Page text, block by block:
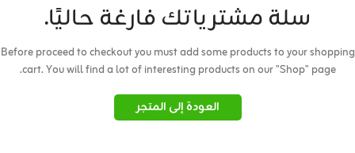
سلة مشترياتك فارغة حاليًا.
Before proceed to checkout you must add some products to your shopping
cart.You will find a lot of interesting products on our "Shop" page.
العودة إلى المتجر